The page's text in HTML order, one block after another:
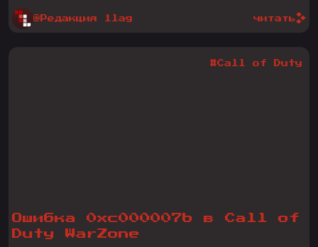
@Редакция 1lag читать
Ошибка 0xc000007b в Call of
Duty WarZone
#Call of Duty